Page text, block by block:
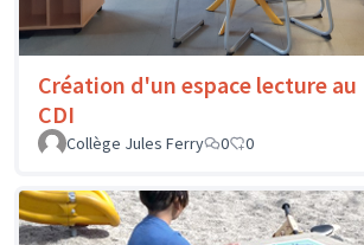
Création d'un espace lecture au
CDI
Collège Jules Ferry
0 0